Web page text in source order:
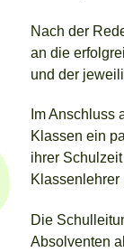
Nach der
an die
und der
Im Anschluss
Klassen ein
ihrer
Klassenlehrer
Die
Absolventen